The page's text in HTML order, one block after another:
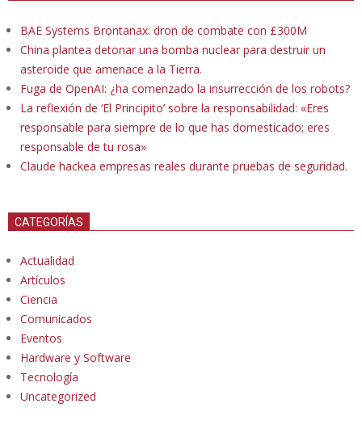
BAE Systems Brontanax: dron de combate con £300M
China plantea detonar una bomba nuclear para destruir un
asteroide que amenace a la Tierra.
Fuga de OpenAI: ¿ha comenzado la insurrección de los robots?
La reflexión de ‘El Principito’ sobre la responsabilidad: «Eres
responsable para siempre de lo que has domesticado; eres
responsable de tu rosa»
Claude hackea empresas reales durante pruebas de seguridad.
CATEGORÍAS
Actualidad
Artículos
Ciencia
Comunicados
Eventos
Hardware y Software
Tecnología
Uncategorized